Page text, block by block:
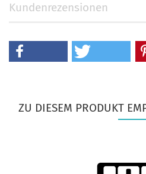
Kundenrezensionen
ZU DIESEM PRODUKT